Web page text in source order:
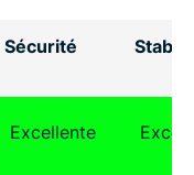
Sécurité
Excellente